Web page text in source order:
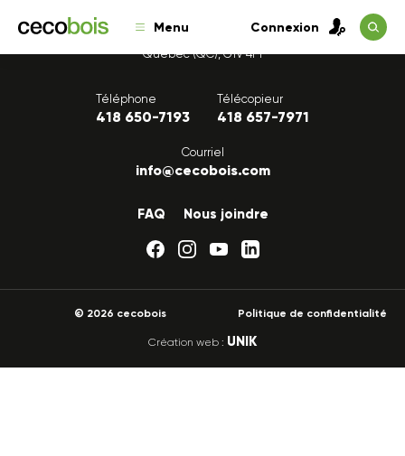
Menu Connexion
1175, avenue Lavigerie, Bureau 200
Québec (QC), G1V 4P1
Téléphone
418 650-7193
Télécopieur
418 657-7971
Courriel
info@cecobois.com
FAQ Nous joindre
© 2026 cecobois Politique de confidentialité
Création web : UNIK